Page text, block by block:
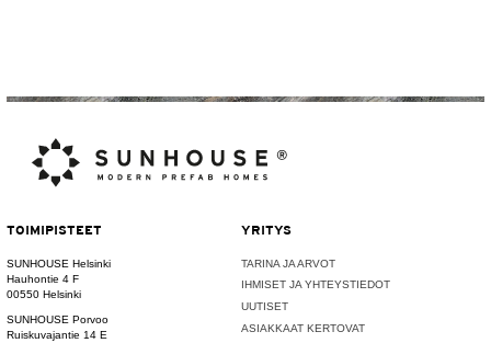
TOIMIPISTEET
SUNHOUSE Helsinki
Hauhontie 4 F
00550 Helsinki
SUNHOUSE Porvoo
Ruiskuvajantie 14 E
YRITYS
TARINA JA ARVOT
IHMISET JA YHTEYSTIEDOT
UUTISET
ASIAKKAAT KERTOVAT